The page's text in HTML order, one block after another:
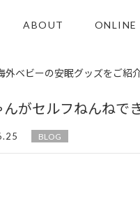
ABOUT ONLINE
外ベビーの安眠グッズをご紹
がセルフねんねで
BLOG